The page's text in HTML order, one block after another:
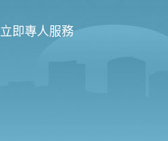
立即專人服務